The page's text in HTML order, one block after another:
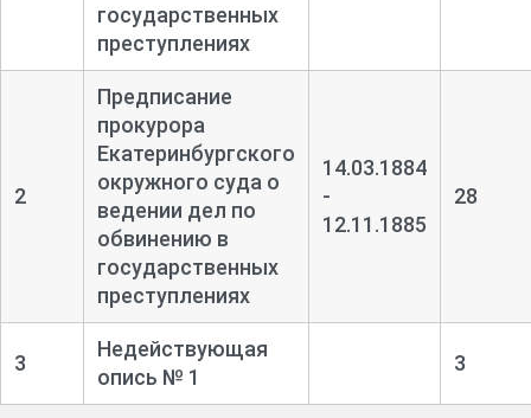
государственных
преступлениях
2
Предписание
прокурора
Екатеринбургского
окружного суда о
ведении дел по
обвинению в
государственных
преступлениях
14.03.1884
-
12.11.1885
28
3
Недействующая
опись № 1
3